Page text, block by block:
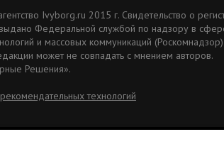
Ivyborg.ru 2015 г. Свидетельство о
Федеральной службой по надзору в
и массовых коммуникаций
может не совпадать с мнением авторов.
Решения».
технологий